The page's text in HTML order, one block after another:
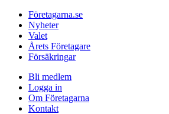
Företagarna.se
Nyheter
Valet
Årets Företagare
Försäkringar
Bli medlem
Logga in
Om Företagarna
Kontakt